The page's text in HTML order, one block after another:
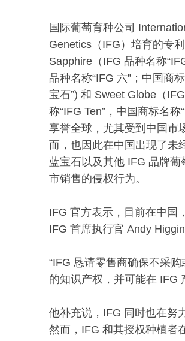
国际葡萄育种公司
Genetics（IFG）培育的专
Sapphire（IFG 品种名称
品种名称“IFG 六”；中国商
宝石”) 和 Sweet Globe（
称“IFG Ten”，中国商标名称“
享誉全球，尤其受到中国市
而，也因此在中国出现了未
蓝宝石以及其他 IFG 品牌葡
市销售的侵权行为。
IFG 官方表示，目前在中国
IFG 首席执行官 Andy
“IFG 恳请零售商确保不采
的知识产权，并可能在 IFG
他补充说，IFG 同时也在努
然而，IFG 和其授权种植者